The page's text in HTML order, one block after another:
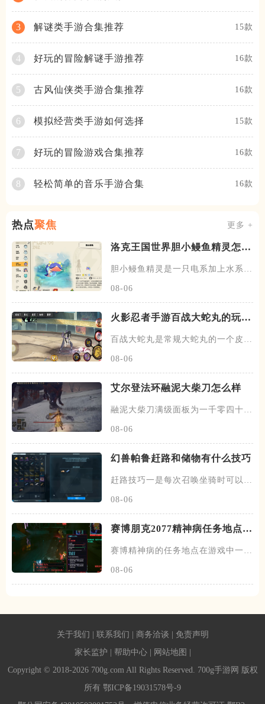
3 解谜类手游合集推荐 15款
4 好玩的冒险解谜手游推荐 16款
5 古风仙侠类手游合集推荐 16款
6 模拟经营类手游如何选择 15款
7 好玩的冒险游戏合集推荐 16款
8 轻松简单的音乐手游合集 16款
热点聚焦 更多 +
洛克王国世界胆小鳗鱼精灵怎么
胆小鳗鱼精灵是一只电系加上水系的
08-06
火影忍者手游百战大蛇丸的玩法
百战大蛇丸是常规大蛇丸的一个皮肤
08-06
艾尔登法环融泥大柴刀怎么样
融泥大柴刀满级面板为一千零四十五
08-06
幻兽帕鲁赶路和储物有什么技巧
赶路技巧一是每次召唤坐骑时可以按
08-06
赛博朋克2077精神病任务地点在
赛博精神病的任务地点在游戏中一共
08-06
关于我们 联系我们 商务洽谈
免责声明
家长监护
帮助中心 网站地图
Copyright © 2018-2026 700g.com All Rights Reserved. 700g手游网 版权
所有 鄂ICP备19031578号-9